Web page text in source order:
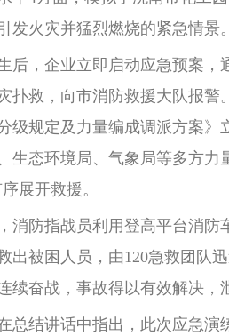
发火灾并猛烈燃烧的紧急情景
，企业立即启动应急预案，
扑救，向市消防救援大队报
级规定及力量编成调派方案
生态环境局、气象局等多方
展开救援。
防指战员利用登高平台消防
出被困人员，由120急救团队
续奋战，事故得以有效解决
结讲话中指出，此次应急演